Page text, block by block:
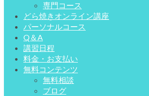
専門コース
どら焼きオンライン講座
パーソナルコース
Q＆A
講習日程
料金・お支払い
無料コンテンツ
無料相談
ブログ